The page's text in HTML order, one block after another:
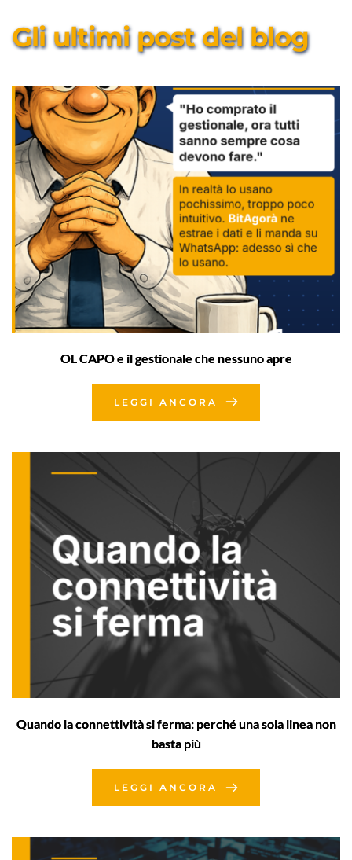
Gli ultimi post del blog
OL CAPO e il gestionale che nessuno apre
LEGGI ANCORA
Quando la connettività si ferma: perché una sola linea non
basta più
LEGGI ANCORA